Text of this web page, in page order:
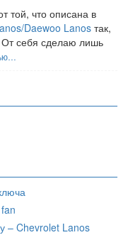
той, что описана в
Daewoo Lanosтак,
себя сделаю лишь
– Chevrolet Lanos